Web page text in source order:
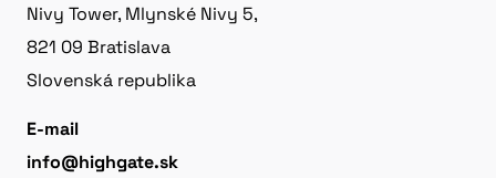
Nivy Tower, Mlynské Nivy 5,
821 09 Bratislava
Slovenská republika
E-mail
info@highgate.sk